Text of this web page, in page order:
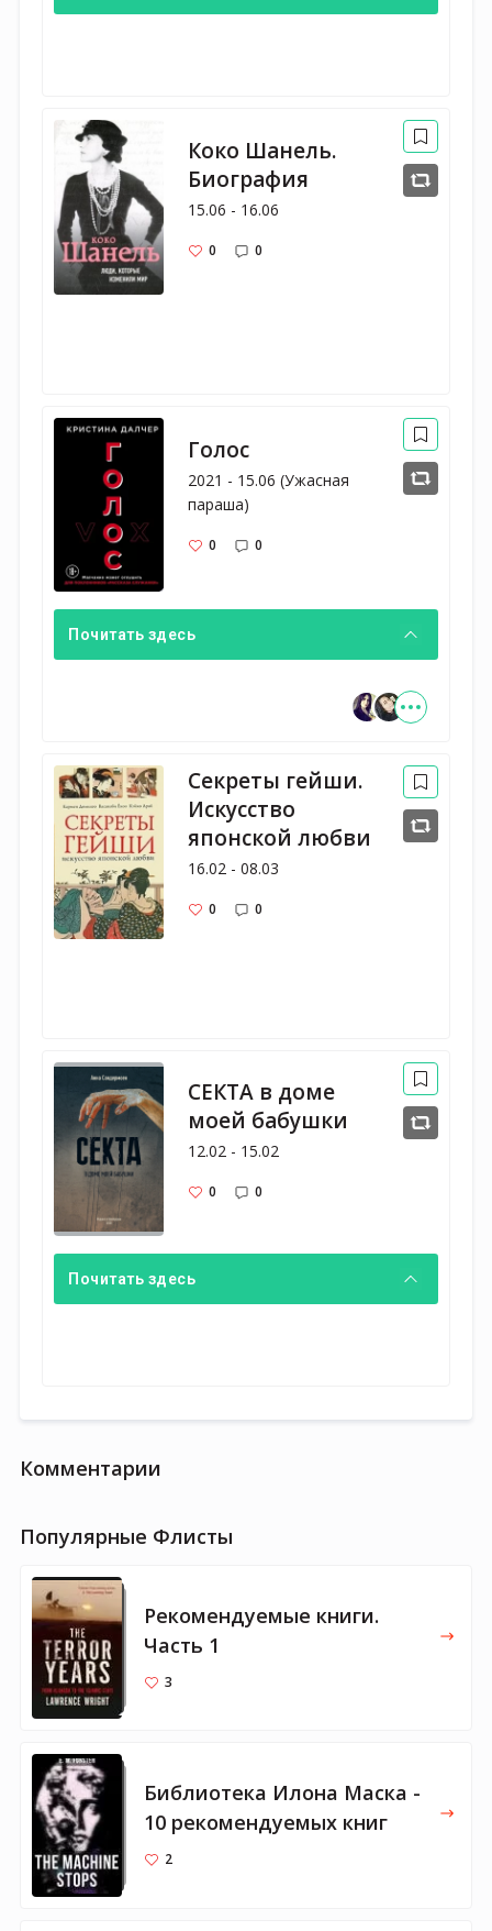
Коко Шанель.
Биография
15.06 - 16.06
0 0
Голос
2021 - 15.06 (Ужасная
параша)
0 0
Почитать здесь
Секреты гейши.
Искусство
японской любви
16.02 - 08.03
0 0
СЕКТА в доме
моей бабушки
12.02 - 15.02
0 0
Почитать здесь
Комментарии
Популярные Флисты
Рекомендуемые книги.
Часть 1
3
Библиотека Илона Маска -
10 рекомендуемых книг
2